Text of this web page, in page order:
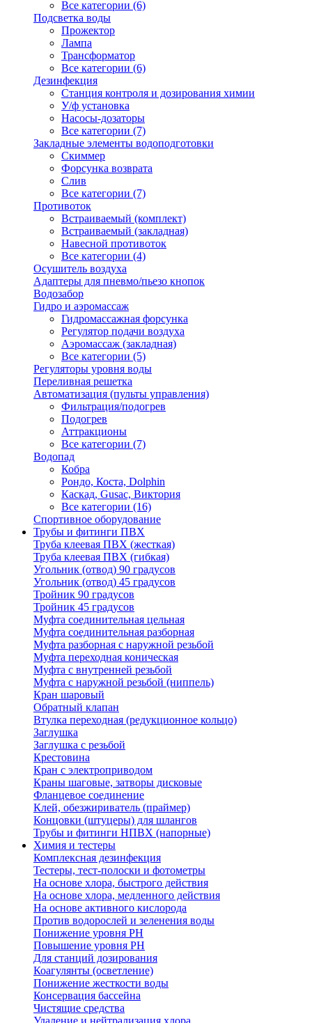
Все категории (6)
Подсветка воды
Прожектор
Лампа
Трансформатор
Все категории (6)
Дезинфекция
Станция контроля и дозирования химии
У/ф установка
Насосы-дозаторы
Все категории (7)
Закладные элементы водоподготовки
Скиммер
Форсунка возврата
Слив
Все категории (7)
Противоток
Встраиваемый (комплект)
Встраиваемый (закладная)
Навесной противоток
Все категории (4)
Осушитель воздуха
Адаптеры для пневмо/пьезо кнопок
Водозабор
Гидро и аэромассаж
Гидромассажная форсунка
Регулятор подачи воздуха
Аэромассаж (закладная)
Все категории (5)
Регуляторы уровня воды
Переливная решетка
Автоматизация (пульты управления)
Фильтрация/подогрев
Подогрев
Аттракционы
Все категории (7)
Водопад
Кобра
Рондо, Коста, Dolphin
Каскад, Gusac, Виктория
Все категории (16)
Спортивное оборудование
Трубы и фитинги ПВХ
Труба клеевая ПВХ (жесткая)
Труба клеевая ПВХ (гибкая)
Угольник (отвод) 90 градусов
Угольник (отвод) 45 градусов
Тройник 90 градусов
Тройник 45 градусов
Муфта соединительная цельная
Муфта соединительная разборная
Муфта разборная с наружной резьбой
Муфта переходная коническая
Муфта с внутренней резьбой
Муфта с наружной резьбой (ниппель)
Кран шаровый
Обратный клапан
Втулка переходная (редукционное кольцо)
Заглушка
Заглушка с резьбой
Крестовина
Кран с электроприводом
Краны шаговые, затворы дисковые
Фланцевое соединение
Клей, обезжириватель (праймер)
Концовки (штуцеры) для шлангов
Трубы и фитинги НПВХ (напорные)
Химия и тестеры
Комплексная дезинфекция
Тестеры, тест-полоски и фотометры
На основе хлора, быстрого действия
На основе хлора, медленного действия
На основе активного кислорода
Против водорослей и зеленения воды
Понижение уровня РН
Повышение уровня РН
Для станций дозирования
Коагулянты (осветление)
Понижение жесткости воды
Консервация бассейна
Чистящие средства
Удаление и нейтрализация хлора